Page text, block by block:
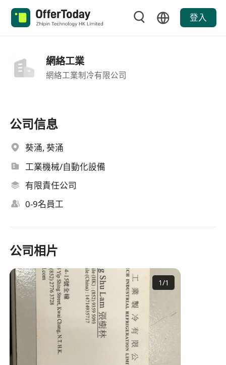
登入
網絡工業
網絡工業制冷有限公司
公司信息
葵涌, 葵涌
工業機械/自動化設備
有限責任公司
0-9名員工
公司相片
1/1